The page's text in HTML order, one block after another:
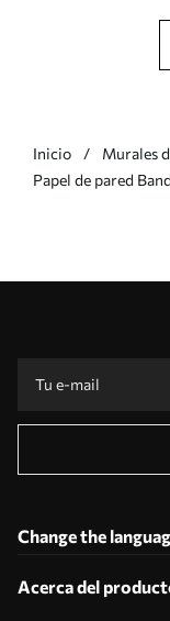
Inicio Murales
Papel de pared
Change the
Acerca del